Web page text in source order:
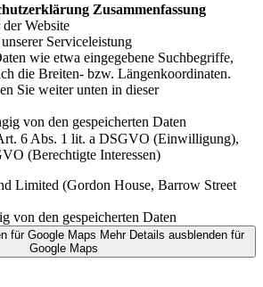
Zusammenfassung
Website
Serviceleistung
wie etwa eingegebene Suchbegriffe,
die Breiten- bzw. Längenkoordinaten.
Sie weiter unten in dieser
von den gespeicherten Daten
6 Abs. 1 lit. a DSGVO (Einwilligung),
(Berechtigte Interessen)
Limited (Gordon House, Barrow Street
von den gespeicherten Daten
für Google Maps Mehr Details ausblendenfür
Google Maps